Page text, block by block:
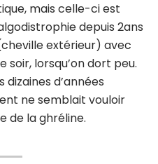
mais celle-ci est
depuis 2ans
extérieur) avec
lorsqu’on dort peu.
d’années
ne semblait vouloir
de la ghréline.